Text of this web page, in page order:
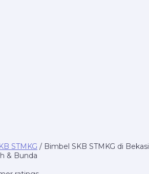
STMKG / Bimbel SKB STMKG di Bekasi
& Bunda